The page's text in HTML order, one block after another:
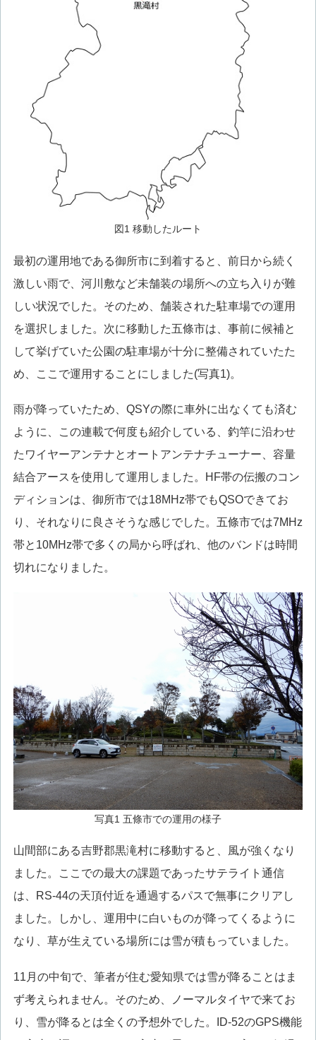
図1 移動したルート
最初の運用地である御所市に到着すると、前日から続く
激しい雨で、河川敷など未舗装の場所への立ち入りが難
しい状況でした。そのため、舗装された駐車場での運用
を選択しました。次に移動した五條市は、事前に候補と
して挙げていた公園の駐車場が十分に整備されていたた
め、ここで運用することにしました(写真1)。
雨が降っていたため、QSYの際に車外に出なくても済む
ように、この連載で何度も紹介している、釣竿に沿わせ
たワイヤーアンテナとオートアンテナチューナー、容量
結合アースを使用して運用しました。HF帯の伝搬のコン
ディションは、御所市では18MHz帯でもQSOできてお
り、それなりに良さそうな感じでした。五條市では7MHz
帯と10MHz帯で多くの局から呼ばれ、他のバンドは時間
切れになりました。
写真1 五條市での運用の様子
山間部にある吉野郡黒滝村に移動すると、風が強くなり
ました。ここでの最大の課題であったサテライト通信
は、RS-44の天頂付近を通過するパスで無事にクリアし
ました。しかし、運用中に白いものが降ってくるように
なり、草が生えている場所には雪が積もっていました。
11月の中旬で、筆者が住む愛知県では雪が降ることはま
ず考えられません。そのため、ノーマルタイヤで来てお
り、雪が降るとは全くの予想外でした。ID-52のGPS機能